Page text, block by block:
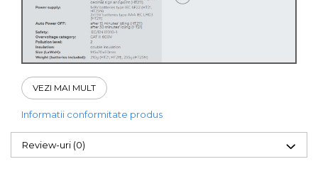
VEZI MAI MULT
Informatii conformitate produs
Review-uri (0)